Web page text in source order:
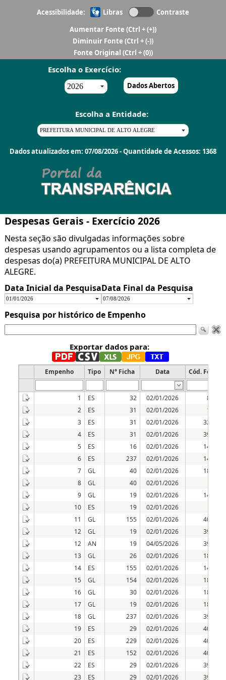
Acessibilidade: Libras
Contraste
Aumentar Fonte (Ctrl + (+))
Diminuir Fonte (Ctrl + (-))
Fonte Original (Ctrl + (0))
Escolha o Exercício:
Dados Abertos
Escolha a Entidade:
Dados atualizados em: 07/08/2026 - Quantidade de Acessos: 1368